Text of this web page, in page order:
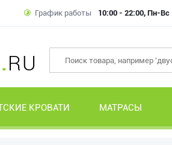
График работы 10:00 - 22:00, Пн-Вс
RU
КРОВАТИ МАТРАСЫ